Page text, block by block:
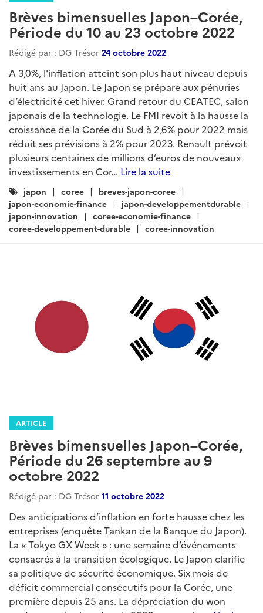
Brèves bimensuelles Japon–Corée,
Période du 10 au 23 octobre 2022
Rédigé par : DG Trésor 24 octobre 2022
A 3,0%, l'inflation atteint son plus haut niveau depuis
huit ans au Japon. Le Japon se prépare aux pénuries
d’électricité cet hiver. Grand retour du CEATEC, salon
japonais de la technologie. Le FMI revoit à la hausse la
croissance de la Corée du Sud à 2,6% pour 2022 mais
réduit ses prévisions à 2% pour 2023. Renault prévoit
plusieurs centaines de millions d’euros de nouveaux
investissements en Cor... Lire la suite
Catégories
:
japon coree
breves-japon-coree
japon-economie-finance
japon-developpementdurable
japon-innovation
coree-economie-finance
coree-developpement-durable
coree-innovation
ARTICLE
Brèves bimensuelles Japon–Corée,
Période du 26 septembre au 9
octobre 2022
Rédigé par : DG Trésor 11 octobre 2022
Des anticipations d’inflation en forte hausse chez les
entreprises (enquête Tankan de la Banque du Japon).
La « Tokyo GX Week » : une semaine d’événements
consacrés à la transition écologique. Le Japon clarifie
sa politique de sécurité économique. Six mois de
déficit commercial consécutifs pour la Corée, une
première depuis 25 ans. La dépréciation du won